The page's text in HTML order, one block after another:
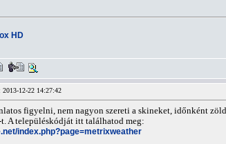
HD
2013-12-22 14:27:42
figyelni, nem nagyon szereti a skineket, időnként
A településkódját itt találhatod meg:
index.php?page=metrixweather